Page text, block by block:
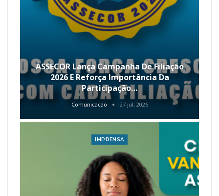
ASSECOR Lança Campanha De Filiação
2026 E Reforça Importância Da
Participação…
Comunicacao 27 jul, 2026
IMPRENSA